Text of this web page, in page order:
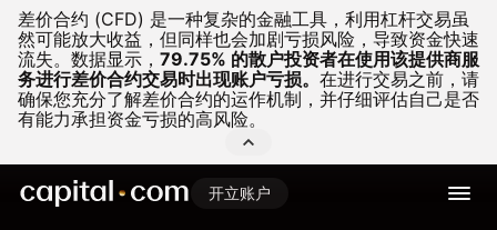
差价合约 (CFD) 是一种复杂的金融工具，利用杠杆交易虽
然可能放大收益，但同样也会加剧亏损风险，导致资金快速
流失。 数据显示， 79.75% 的散户投资者在使用该提供商服
务进行差价合约交易时出现账户亏损。 在进行交易之前，请
确保您充分了解差价合约的运作机制，并仔细评估自己是否
有能力承担资金亏损的高风险。
开立账户